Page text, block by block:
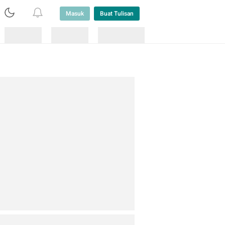
Masuk Buat Tulisan